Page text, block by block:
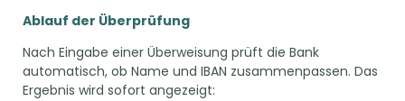
Ablauf der Überprüfung
Nach Eingabe einer Überweisung prüft die Bank
automatisch, ob Name und IBAN zusammenpassen. Das
Ergebnis wird sofort angezeigt: